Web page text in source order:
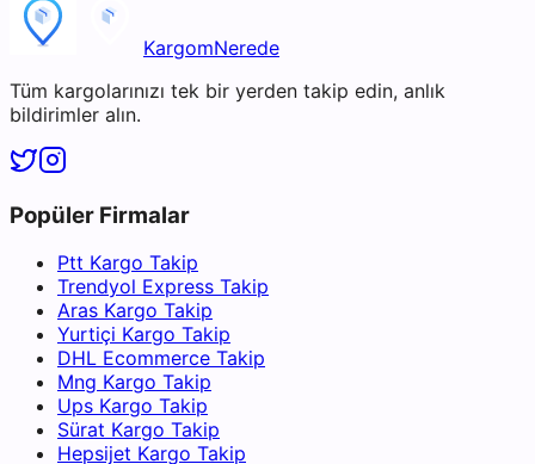
KargomNerede
Tüm kargolarınızı tek bir yerden takip edin, anlık
bildirimler alın.
Popüler Firmalar
Ptt Kargo Takip
Trendyol Express Takip
Aras Kargo Takip
Yurtiçi Kargo Takip
DHL Ecommerce Takip
Mng Kargo Takip
Ups Kargo Takip
Sürat Kargo Takip
Hepsijet Kargo Takip